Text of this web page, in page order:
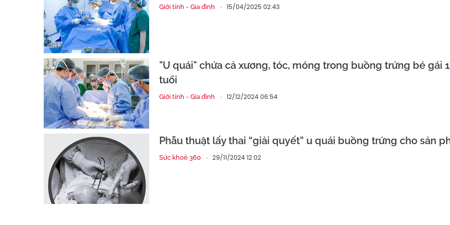
Giới tính - Gia đình 15/04/2025 02:43
"U quái" chứa cả xương, tóc, móng trong buồng trứng bé gái
tuổi
Giới tính - Gia đình 12/12/2024 06:54
Phẫu thuật lấy thai “giải quyết” u quái buồng trứng cho sản
Sức khoẻ 360 29/11/2024 12:02